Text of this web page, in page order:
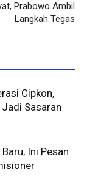
Prabowo Ambil
Langkah Tegas
Cipkon,
Sasaran
Ini Pesan